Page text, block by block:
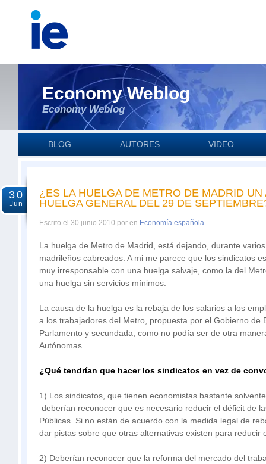
Economy Weblog
Economy Weblog
BLOG AUTORES VIDEO
30
Jun
¿ES LA HUELGA DE METRO DE MADRID UN
HUELGA GENERAL DEL 29 DE
Escrito el 30 junio 2010 por en Economía española
La huelga de Metro de Madrid, está dejando, durante
madrileños cabreados. A mi me parece que los sindicatos
muy irresponsable con una huelga salvaje, como la del
una huelga sin servicios mínimos.
La causa de la huelga es la rebaja de los salarios a los
a los trabajadores del Metro, propuesta por el Gobierno de
Parlamento y secundada, como no podía ser de otra
Autónomas.
¿Qué tendrían que hacer los sindicatos en vez de
1) Los sindicatos, que tienen economistas bastante
deberían reconocer que es necesario reducir el déficit de
Públicas. Si no están de acuerdo con la medida legal de
dar pistas sobre que otras alternativas existen para reducir
2) Deberían reconocer que la reforma del mercado del